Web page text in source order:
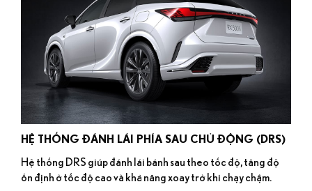
HỆ THỐNG ĐÁNH LÁI PHÍA SAU CHỦ ĐỘNG (DRS)
Hệ thống DRS giúp đánh lái bánh sau theo tốc độ, tăng độ
ổn định ở tốc độ cao và khả năng xoay trở khi chạy chậm.